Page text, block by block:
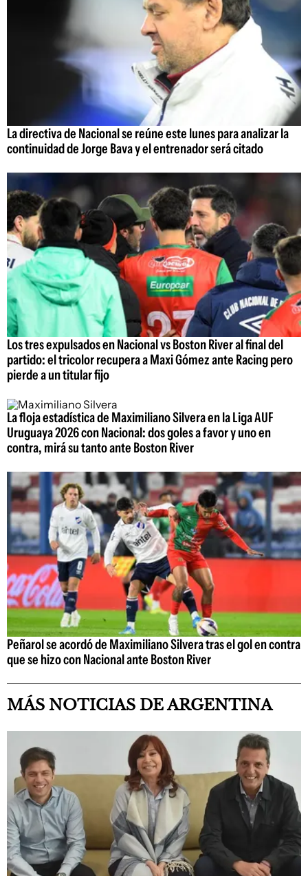
La directiva de Nacional se reúne este lunes para analizar la
continuidad de Jorge Bava y el entrenador será citado
Los tres expulsados en Nacional vs Boston River al final del
partido: el tricolor recupera a Maxi Gómez ante Racing pero
pierde a un titular fijo
La floja estadística de Maximiliano Silvera en la Liga AUF
Uruguaya 2026 con Nacional: dos goles a favor y uno en
contra, mirá su tanto ante Boston River
Peñarol se acordó de Maximiliano Silvera tras el gol en contra
que se hizo con Nacional ante Boston River
MÁS NOTICIAS DE ARGENTINA